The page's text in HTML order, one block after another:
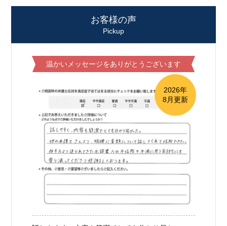
お客様の声
Pickup
温かいメッセージをありがとうございます
2026年
8月更新